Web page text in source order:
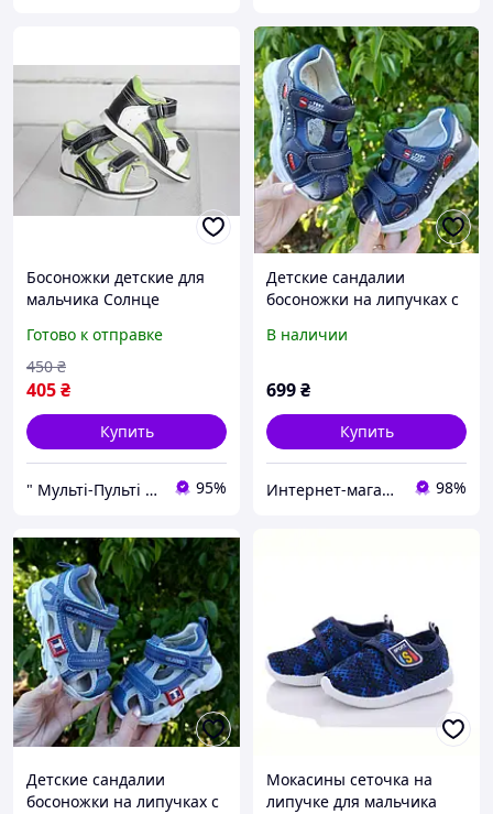
Босоножки детские для
мальчика Солнце
зеленым ортопедические
летние сандалии,
размеры 21-26
Готово к отправке
405₴
450 ₴
Купить
" Мульті-Пульті " Дитячий одяг, взуття та іграшки! 95%
Детские сандалии
босоножки на липучках с
мальчика, 26,27,28,29
В наличии
699₴
Купить
Интернет-магазин детской одежды "Детки-конфетки" 98%
Детские сандалии
босоножки на липучках с
Мокасины сеточка на
липучке для мальчика